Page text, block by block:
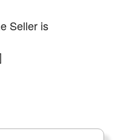
Seller is